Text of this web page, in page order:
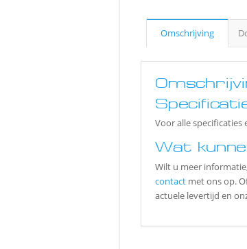
Omschrijving
Voor alle specificaties
Wat
Wilt u meer
contact met ons op.
actuele levertijd en